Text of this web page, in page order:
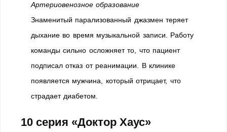
Артериовенозное образование
Знаменитый парализованный джазмен теряет
дыхание во время музыкальной записи. Работу
команды сильно осложняет то, что пациент
подписал отказ от реанимации. В клинике
появляется мужчина, который отрицает, что
страдает диабетом.
10 серия «Доктор Хаус»